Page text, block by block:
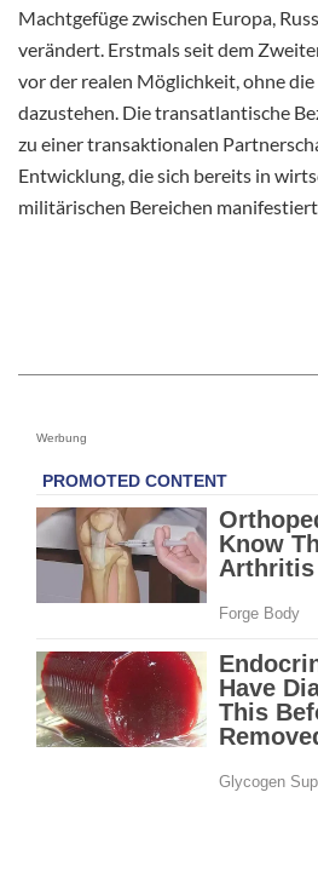
Machtgefüge zwischen Europa,
verändert. Erstmals seit dem
vor der realen Möglichkeit, ohne die
dazustehen. Die transatlantische
zu einer transaktionalen
Entwicklung, die sich bereits in
militärischen Bereichen
Werbung